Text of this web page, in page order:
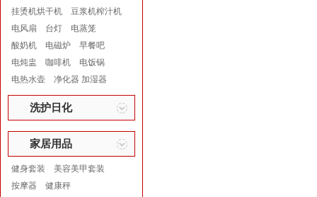
挂烫机烘干机
豆浆机榨汁机
电风扇
台灯
电蒸笼
酸奶机
电磁炉
早餐吧
电炖盅
咖啡机
电饭锅
电热水壶
净化器 加湿器
洗护日化
家居用品
健身套装
美容美甲套装
按摩器
健康秤